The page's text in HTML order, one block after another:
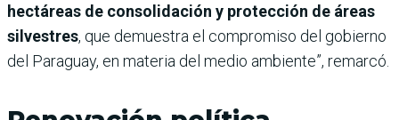
hectáreas de consolidación y protección de áreas
silvestres, que demuestra el compromiso del gobierno
del Paraguay, en materia del medio ambiente”, remarcó.